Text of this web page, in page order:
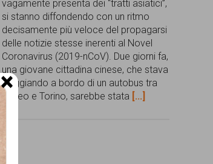
vagamente presenta dei “tratti asiatici”,
si stanno diffondendo con un ritmo
decisamente più veloce del propagarsi
delle notizie stesse inerenti al Novel
Coronavirus (2019-nCoV). Due giorni fa,
una giovane cittadina cinese, che stava
viaggiando a bordo di un autobus tra
Cuneo e Torino, sarebbe stata [...]
×